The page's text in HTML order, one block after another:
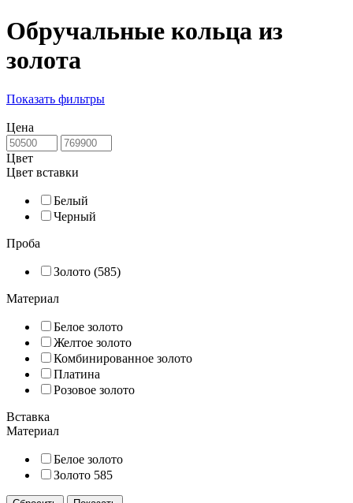
Обручальные кольца из
золота
Показать фильтры
Цена
Цвет
Цвет вставки
Белый
Черный
Проба
Золото (585)
Материал
Белое золото
Желтое золото
Комбинированное золото
Платина
Розовое золото
Вставка
Материал
Белое золото
Золото 585